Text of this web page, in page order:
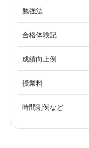
勉強法
合格体験記
成績向上例
授業料
時間割例など